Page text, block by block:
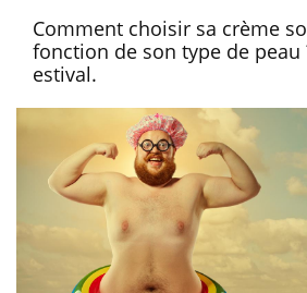
Comment choisir sa crème
fonction de son type de peau
estival.